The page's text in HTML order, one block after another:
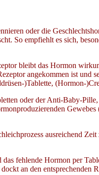
oder die
So empfiehlt es sich,
bleibt das Hormon
angekommen ist
)Tablette, (Hormon-
oder der Anti-Baby-
ausreichend
fehlende Hormon per
an den entsprechenden